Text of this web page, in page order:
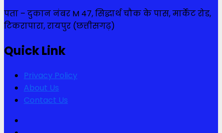
पता – दुकान नंबर M 47, सिद्धार्थ चौक के पास, मार्केट रोड,
टिकरापारा, रायपुर (छत्तीसगढ़)
Quick Link
Privacy Policy
About Us
Contact Us